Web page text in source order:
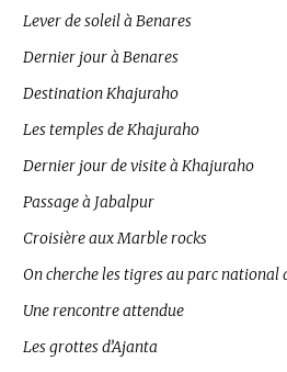
Lever de soleil à Benares
Dernier jour à Benares
Destination Khajuraho
Les temples de Khajuraho
Dernier jour de visite à Khajuraho
Passage à Jabalpur
Croisière aux Marble rocks
On cherche les tigres au parc national
Une rencontre attendue
Les grottes d’Ajanta